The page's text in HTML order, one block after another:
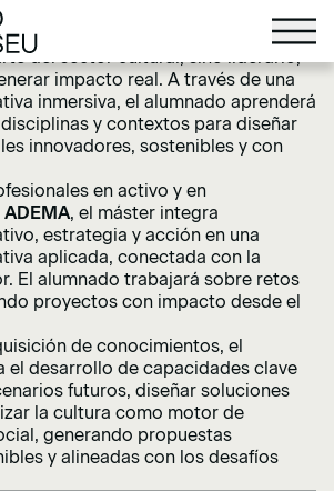
única y diferencial.
diseñado para quienes no solo
del sector cultural, sino liderarlo,
impacto real. A través de una
inmersiva, el alumnado aprenderá
y contextos para diseñar
innovadores, sostenibles y con
en activo y en
ADEMA, el máster integra
estrategia y acción en una
aplicada, conectada con la
El alumnado trabajará sobre retos
proyectos con impacto desde el
de conocimientos, el
el desarrollo de capacidades clave
futuros, diseñar soluciones
la cultura como motor de
generando propuestas
y alineadas con los desafíos